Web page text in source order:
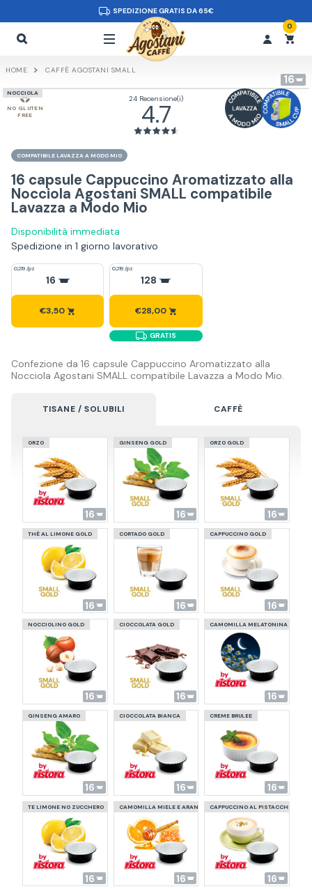
SPEDIZIONE GRATIS DA 65€
0
HOME CAFFÈ AGOSTANI SMALL
NO GLUTEN
FREE
NOCCIOLA
16
24 Recensione(i)
4.7
COMPATIBILE LAVAZZA A MODO MIO
16 capsule Cappuccino Aromatizzato alla
Nocciola Agostani SMALL compatibile
Lavazza a Modo Mio
Disponibilità immediata
Spedizione in 1 giorno lavorativo
0,219 /pz
16
€3,50
0,219 /pz
128
€28,00
GRATIS
Confezione da 16 capsule Cappuccino Aromatizzato alla
Nocciola Agostani SMALL compatibile Lavazza a Modo Mio.
TISANE / SOLUBILI CAFFÈ
ORZO
16
GINSENG GOLD
16
ORZO GOLD
16
THÈ AL LIMONE GOLD
16
CORTADO GOLD
16
CAPPUCCINO GOLD
16
NOCCIOLINO GOLD
16
CIOCCOLATA GOLD
16
CAMOMILLA MELATONINA
16
GINSENG AMARO
16
CIOCCOLATA BIANCA
16
CREME BRULEE
16
TE LIMONE NO ZUCCHERO
16
CAMOMILLA MIELE E ARANCIA
16
CAPPUCCINO AL PISTACCHIO
16